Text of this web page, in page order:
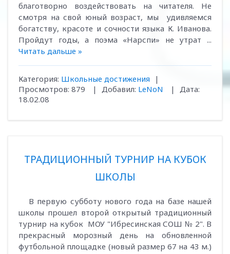
благотворно воздействовать на читателя. Не
смотря на свой юный возраст, мы удивляемся
богатству, красоте и сочности языка К. Иванова.
Пройдут годы, а поэма «Нарспи» не утрат ...
Читать дальше »
Категория: Школьные достижения
|
Просмотров: 879 | Добавил: LeNoN |
Дата:
18.02.08
ТРАДИЦИОННЫЙ ТУРНИР НА КУБОК
ШКОЛЫ
В первую субботу нового года на базе нашей
школы прошел второй открытый традиционный
турнир на кубок МОУ "Ибресинская СОШ № 2". В
прекрасный морозный день на обновленной
футбольной площадке (новый размер 67 на 43 м.)